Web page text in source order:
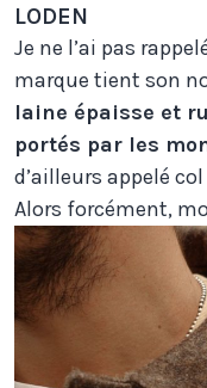
LODEN
Je ne l’ai pas
marque tient son
laine épaisse et
portés par les
d’ailleurs appelé
Alors forcément,